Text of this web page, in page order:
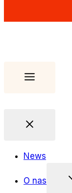
News
O nas